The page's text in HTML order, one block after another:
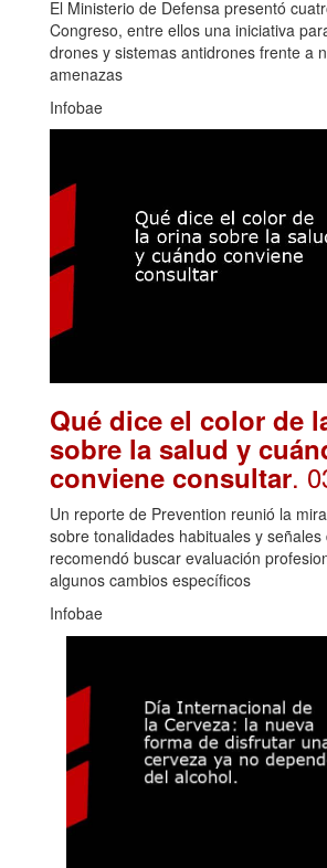
El Ministerio de Defensa presentó
Congreso, entre ellos una iniciativa
drones y sistemas antidrones frente a
amenazas
Infobae
Qué dice el color de
sobre la salud y
conviene consultar.
Un reporte de Prevention reunió la
sobre tonalidades habituales y
recomendó buscar evaluación
algunos cambios específicos
Infobae